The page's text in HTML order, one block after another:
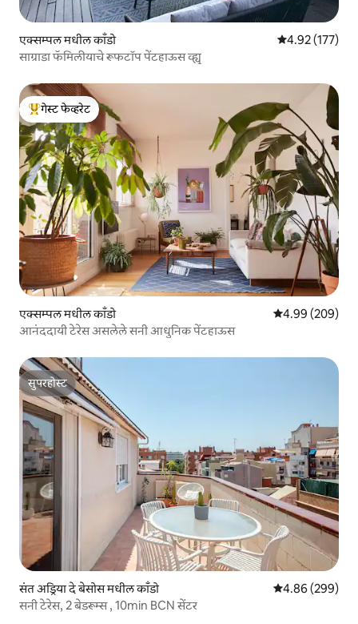
एक्सम्पल मधील काँडो 5 पैकी 4.92
4.92 (177)
साग्राडा फॅमिलीयाचे रूफटॉप पेंटहाऊस व्ह्यू
टॉप गेस्ट फेव्हरेट
गेस्ट फेव्हरेट
एक्सम्पल मधील काँडो 5 पैकी 4.99
4.99 (209)
आनंददायी टेरेस असलेले सनी आधुनिक पेंटहाऊस
सुपरहोस्ट
सुपरहोस्ट
संत अड्रिया दे बेसोस मधील काँडो 5 पैकी 4.86
4.86 (299)
सनी टेरेस, 2 बेडरूम्स , 10min BCN सेंटर